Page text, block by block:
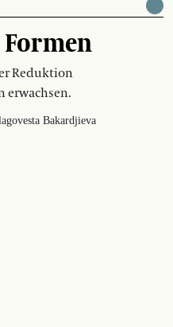
Reduktion
erwachsen.
Bakardjieva